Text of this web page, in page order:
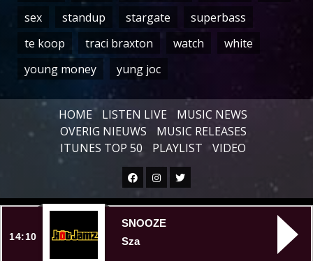
sex
standup stargate
superbass
te koop
traci braxton watch
white
young money
yung joc
HOME LISTEN LIVE
MUSIC NEWS
OVERIG NIEUWS
MUSIC RELEASES
ITUNES TOP 50
PLAYLIST VIDEO
Facebook
Instagram
Twitter
Copyright © All rights reserved.
14:10
SNOOZE
Sza